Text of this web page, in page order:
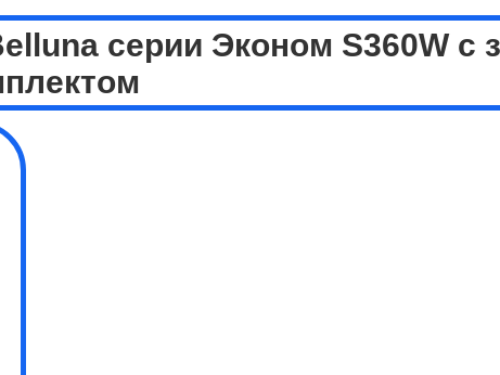
серии Эконом S360W с